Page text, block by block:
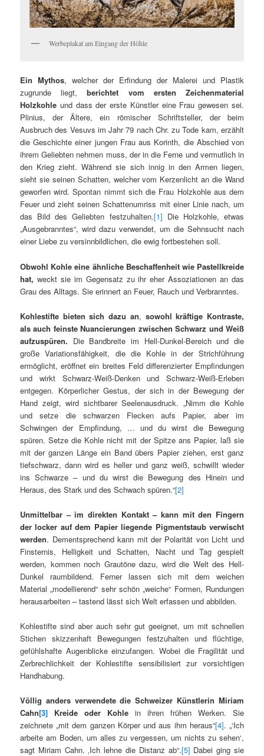
Werbeplakat am Eingang der Höhle
Ein Mythos, welcher der Erfindung der Malerei und Plastik
zugrunde liegt,berichtet vom ersten Zeichenmaterial
Holzkohle und dass der erste Künstler eine Frau gewesen sei.
Plinius, der Ältere, ein römischer Schriftsteller, der beim
Ausbruch des Vesuvs im Jahr 79 nach Chr. zu Tode kam, erzählt
die Geschichte einer jungen Frau aus Korinth, die Abschied von
ihrem Geliebten nehmen muss, der in die Ferne und vermutlich in
den Krieg zieht. Während sie sich innig in den Armen liegen,
sieht sie seinen Schatten, welcher vom Kerzenlicht an die Wand
geworfen wird. Spontan nimmt sich die Frau Holzkohle aus dem
Feuer und zieht seinen Schattenumriss mit einer Linie nach, um
das Bild des Geliebten festzuhalten.[1] Die Holzkohle, etwas
„Ausgebranntes“, wird dazu verwendet, um die Sehnsucht nach
einer Liebe zu versinnbildlichen, die ewig fortbestehen soll.
Obwohl Kohle eine ähnliche Beschaffenheit wie Pastellkreide
hat, weckt sie im Gegensatz zu ihr eher Assoziationen an das
Grau des Alltags. Sie erinnert an Feuer, Rauch und Verbranntes.
Kohlestifte bieten sich dazu an, sowohl kräftige Kontraste,
als auch feinste Nuancierungen zwischen Schwarz und Weiß
aufzuspüren. Die Bandbreite im Hell-Dunkel-Bereich und die
große Variationsfähigkeit, die die Kohle in der Strichführung
ermöglicht, eröffnet ein breites Feld differenzierter Empfindungen
und wirkt Schwarz-Weiß-Denken und Schwarz-Weiß-Erleben
entgegen. Körperlicher Gestus, der sich in der Bewegung der
Hand zeigt, wird sichtbarer Seelenausdruck. „Nimm die Kohle
und setze die schwarzen Flecken aufs Papier, aber im
Schwingen der Empfindung, … und du wirst die Bewegung
spüren. Setze die Kohle nicht mit der Spitze ans Papier, laß sie
mit der ganzen Länge ein Band übers Papier ziehen, erst ganz
tiefschwarz, dann wird es heller und ganz weiß, schwillt wieder
ins Schwarze – und du wirst die Bewegung des Hinein und
Heraus, des Stark und des Schwach spüren.“[2]
Unmittelbar – im direkten Kontakt – kann mit den Fingern
der locker auf dem Papier liegende Pigmentstaub verwischt
werden. Dementsprechend kann mit der Polarität von Licht und
Finsternis, Helligkeit und Schatten, Nacht und Tag gespielt
werden, kommen noch Grautöne dazu, wird die Welt des Hell-
Dunkel raumbildend. Ferner lassen sich mit dem weichen
Material „modellierend“ sehr schön „weiche“ Formen, Rundungen
herausarbeiten – tastend lässt sich Welt erfassen und abbilden.
Kohlestifte sind aber auch sehr gut geeignet, um mit schnellen
Stichen skizzenhaft Bewegungen festzuhalten und flüchtige,
gefühlshafte Augenblicke einzufangen. Wobei die Fragilität und
Zerbrechlichkeit der Kohlestifte sensibilisiert zur vorsichtigen
Handhabung.
Völlig anders verwendete die Schweizer Künstlerin Miriam
Cahn[3] Kreide oder Kohle in ihren frühen Werken. Sie
zeichnete „mit dem ganzen Körper und aus ihm heraus“[4]. „‘Ich
arbeite am Boden, um alles zu vergessen, um nichts zu sehen‘,
sagt Miriam Cahn. ‚Ich lehne die Distanz ab“.[5] Dabei ging sie